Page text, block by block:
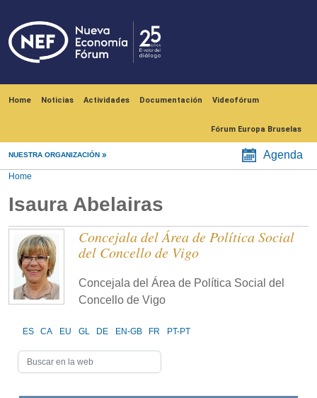
Home Noticias Actividades Documentación Videofórum
Fórum Europa Bruselas
NUESTRA ORGANIZACIÓN Agenda
Home
Isaura Abelairas
Concejala del Área de Política Social
del Concello de Vigo
Concejala del Área de Política Social del
Concello de Vigo
ES CA EU GL DE EN-GB FR PT-PT